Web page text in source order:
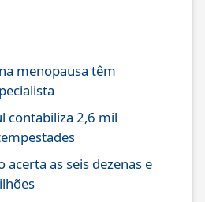
menopausa têm
contabiliza 2,6 mil
acerta as seis dezenas e